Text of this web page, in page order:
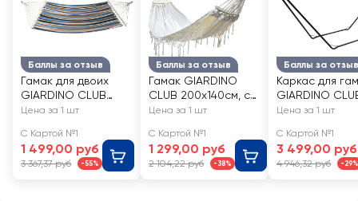
Баллы за отзыв
Гамак для двоих
GIARDINO CLUB
200х150см
ассортименте, Арт.
31203
Цена за 1 шт
С Картой №1
1 499,00 руб
3 367,37 руб -55%
Баллы за отзыв
Гамак GIARDINO
CLUB 200х140см, с
бахромой, Арт.
Цена за 1 шт
С Картой №1
1 299,00 руб
2 104,22 руб -38%
Баллы за отзыв
Каркас для
GIARDINO
280х80х105см
Цена за 1 шт
С Картой №1
3 499,00 руб
4 946,32 руб -29%